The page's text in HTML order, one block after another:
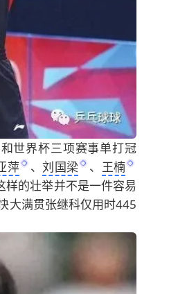
世界杯三项赛事单打冠
萍 、刘国梁 、 王楠
样的壮举并不是一件容易
大满贯张继科仅用时445